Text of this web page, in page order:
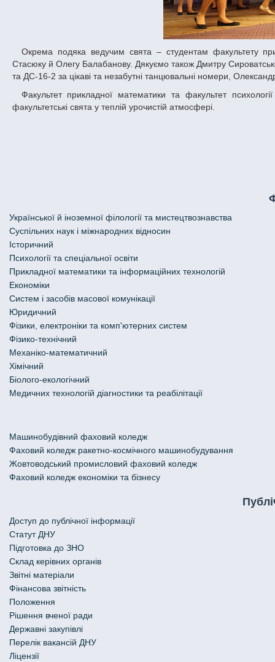
Окрема подяка ведучим свята – студентам факультету прикладної математики, неодноразовим переможцям КВК «Кавун» – Сергію
Стасюку й Олегу Балабанову. Дякуємо також Дмитру
та ДС-16-2 за цікаві та незабутні танцювальні номери,
Факультет прикладної математики та факультет психології дякує колективу Палацу студентів ДНУ за чудову можливість проводити
факультетські свята у теплій урочистій атмосфері.
Української й іноземної філології та мистецтвознавства
Cуспільних наук і міжнародних відносин
Історичний
Психології та спеціальної освіти
Прикладної математики та інформаційних технологій
Економіки
Систем і засобів масової комунікації
Юридичний
Фізики, електроніки та комп'ютерних систем
Фізико-технічний
Механіко-математичний
Хімічний
Біолого-екологічний
Медичних технологій діагностики та реабілітації
Машинобудівний фаховий коледж
Фаховий коледж ракетно-космічного машинобудування
Жовтоводський промисловий фаховий коледж
Фаховий коледж економіки та бізнесу
Доступ до публічної інформації
Статут ДНУ
Підготовка до ЗНО
Склад керівних органів
Звітні матеріали
Фінансова звітність
Положення
Рішення вченої ради
Державні закупівлі
Перелік вакансій ДНУ
Ліцензії